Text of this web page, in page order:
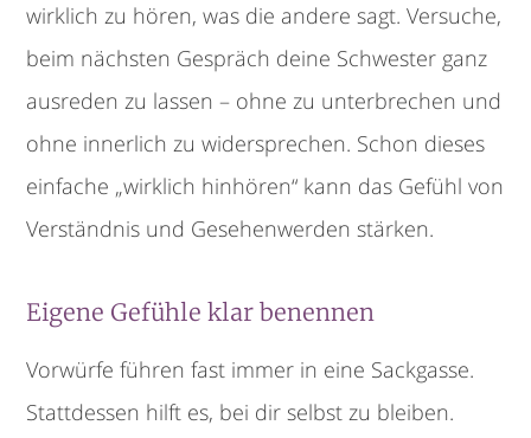
wirklich zu hören, was die andere sagt. Versuche,
beim nächsten Gespräch deine Schwester ganz
ausreden zu lassen – ohne zu unterbrechen und
ohne innerlich zu widersprechen. Schon dieses
einfache „wirklich hinhören“ kann das Gefühl von
Verständnis und Gesehenwerden stärken.
Eigene Gefühle klar benennen
Vorwürfe führen fast immer in eine Sackgasse.
Stattdessen hilft es, bei dir selbst zu bleiben.